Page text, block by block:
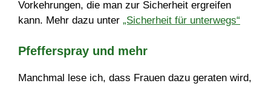
Vorkehrungen, die man zur Sicherheit ergreifen
kann. Mehr dazu unter „Sicherheit für unterwegs“
Pfefferspray und mehr
Manchmal lese ich, dass Frauen dazu geraten wird,